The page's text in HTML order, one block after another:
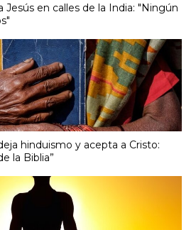
Jesús en calles de la India: "Ningún
hinduismo y acepta a Cristo:
la Biblia”